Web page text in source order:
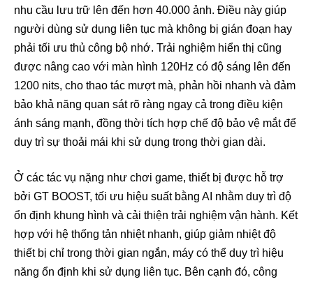
nhu cầu lưu trữ lên đến hơn 40.000 ảnh. Điều này giúp
người dùng sử dụng liên tục mà không bị gián đoạn hay
phải tối ưu thủ công bộ nhớ. Trải nghiệm hiển thị cũng
được nâng cao với màn hình 120Hz có độ sáng lên đến
1200 nits, cho thao tác mượt mà, phản hồi nhanh và đảm
bảo khả năng quan sát rõ ràng ngay cả trong điều kiện
ánh sáng mạnh, đồng thời tích hợp chế độ bảo vệ mắt để
duy trì sự thoải mái khi sử dụng trong thời gian dài.
Ở các tác vụ nặng như chơi game, thiết bị được hỗ trợ
bởi GT BOOST, tối ưu hiệu suất bằng AI nhằm duy trì độ
ổn định khung hình và cải thiện trải nghiệm vận hành. Kết
hợp với hệ thống tản nhiệt nhanh, giúp giảm nhiệt độ
thiết bị chỉ trong thời gian ngắn, máy có thể duy trì hiệu
năng ổn định khi sử dụng liên tục. Bên cạnh đó, công